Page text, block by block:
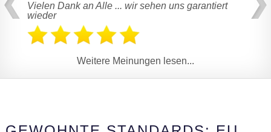
Weitere Meinungen lesen...
Vielen Dank an Alle ... wir sehen uns garantiert
wieder